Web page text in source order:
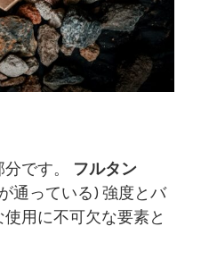
です。 フルタン
通っている) 強度とバ
用に不可欠な要素と